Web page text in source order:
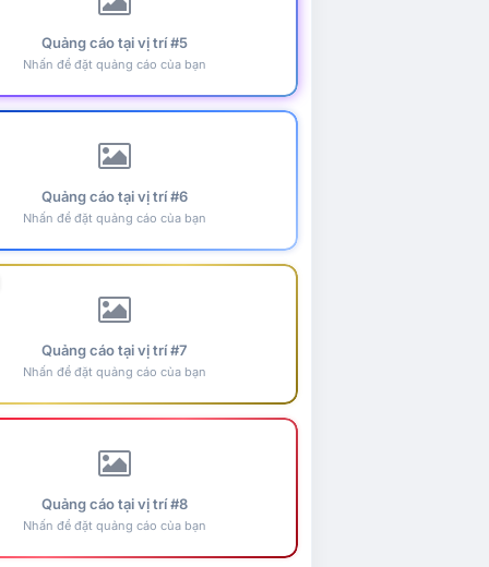
Quảng cáo tại vị trí #5
Nhấn để đặt quảng cáo của bạn
Quảng cáo tại vị trí #6
Nhấn để đặt quảng cáo của bạn
Quảng cáo tại vị trí #7
Nhấn để đặt quảng cáo của bạn
Quảng cáo tại vị trí #8
Nhấn để đặt quảng cáo của bạn